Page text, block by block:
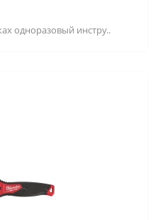
одноразовый инстру..